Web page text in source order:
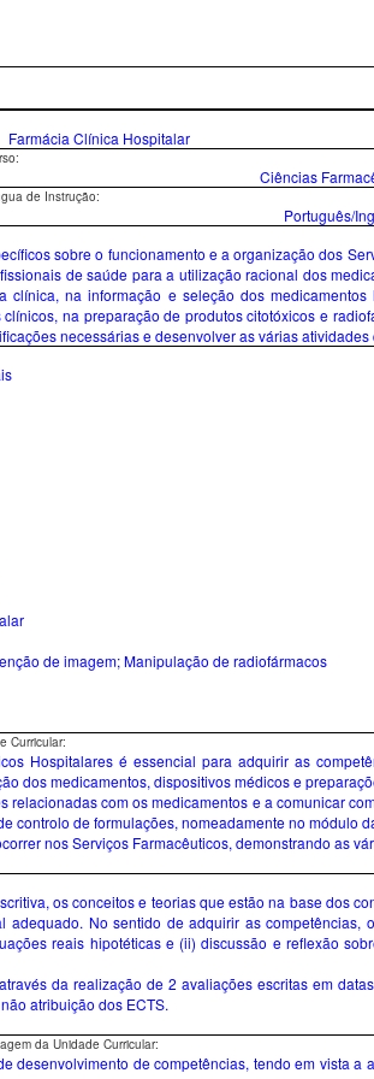
Farmácia Clínica Hospitalar
Ciências
de Instrução:
Português/
sobre o funcionamento e a organização dos
de saúde para a utilização racional dos
na informação e seleção dos
na preparação de produtos citotóxicos e
necessárias e desenvolver as várias
de imagem; Manipulação de radiofármacos
Curricular:
Hospitalares é essencial para adquirir as
dos medicamentos, dispositivos médicos e
com os medicamentos e a comunicar
de formulações, nomeadamente no módulo
nos Serviços Farmacêuticos, demonstrando as
os conceitos e teorias que estão na base dos
No sentido de adquirir as
reais hipotéticas e (ii) discussão e reflexão
da realização de 2 avaliações escritas em
atribuição dos ECTS.
da Unidade Curricular:
desenvolvimento de competências, tendo em vista